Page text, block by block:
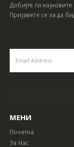
Добијте ги
Пријавете се за да
МЕНИ
Почетна
За Нас